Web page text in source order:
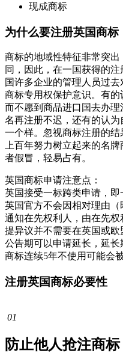
现成商标
为什么要注册英国商标
商标的地域性特征非常突
同，因此，在一国获得的
国许多企业的管理人员过
商标专用权保护意识。有
而不愿到商品进口国去办
名再注册不迟，还有的认
一个样。忽视商标注册的
上百年努力树立起来的名
者假冒，轻易占有。
英国商标申请注意点：
英国接受一标跨类申请，即
英国官方不会因相对理由
通知在先权利人，由在先
提异议并不需要在英国或欧
公告期可以申请延长，延长
商标连续5年不使用可能会被
注册英国商标必要性
01
防止他人抢注商标